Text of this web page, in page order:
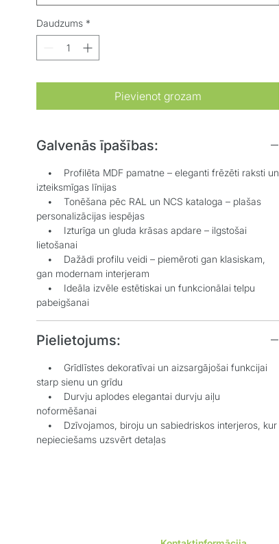
Daudzums *
Pievienot grozam
Galvenās īpašības:
• Profilēta MDF pamatne – eleganti frēzēti raksti un
izteiksmīgas līnijas
• Tonēšana pēc RAL un NCS kataloga – plašas
personalizācijas iespējas
• Izturīga un gluda krāsas apdare – ilgstošai
lietošanai
• Dažādi profilu veidi – piemēroti gan klasiskam,
gan modernam interjeram
• Ideāla izvēle estētiskai un funkcionālai telpu
pabeigšanai
Pielietojums:
• Grīdlīstes dekoratīvai un aizsargājošai funkcijai
starp sienu un grīdu
• Durvju aplodes elegantai durvju aiļu
noformēšanai
• Dzīvojamos, biroju un sabiedriskos interjeros, kur
nepieciešams uzsvērt detaļas